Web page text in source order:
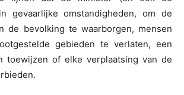
gevaarlijke omstandigheden, om de
de bevolking te waarborgen, mensen
gebieden te verlaten, een
toewijzen of elke verplaatsing van de